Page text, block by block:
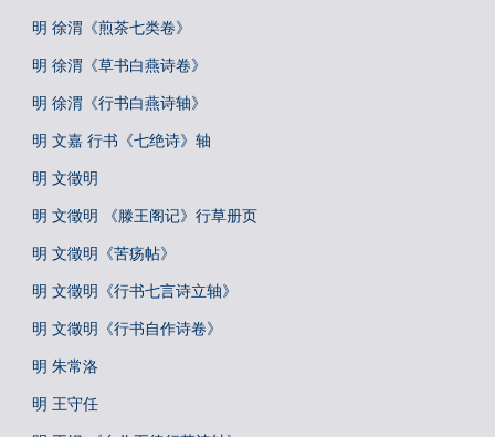
明 徐渭《煎茶七类卷》
明 徐渭《草书白燕诗卷》
明 徐渭《行书白燕诗轴》
明 文嘉 行书《七绝诗》轴
明 文徵明
明 文徵明 《滕王阁记》行草册页
明 文徵明《苦疡帖》
明 文徵明《行书七言诗立轴》
明 文徵明《行书自作诗卷》
明 朱常洛
明 王守任